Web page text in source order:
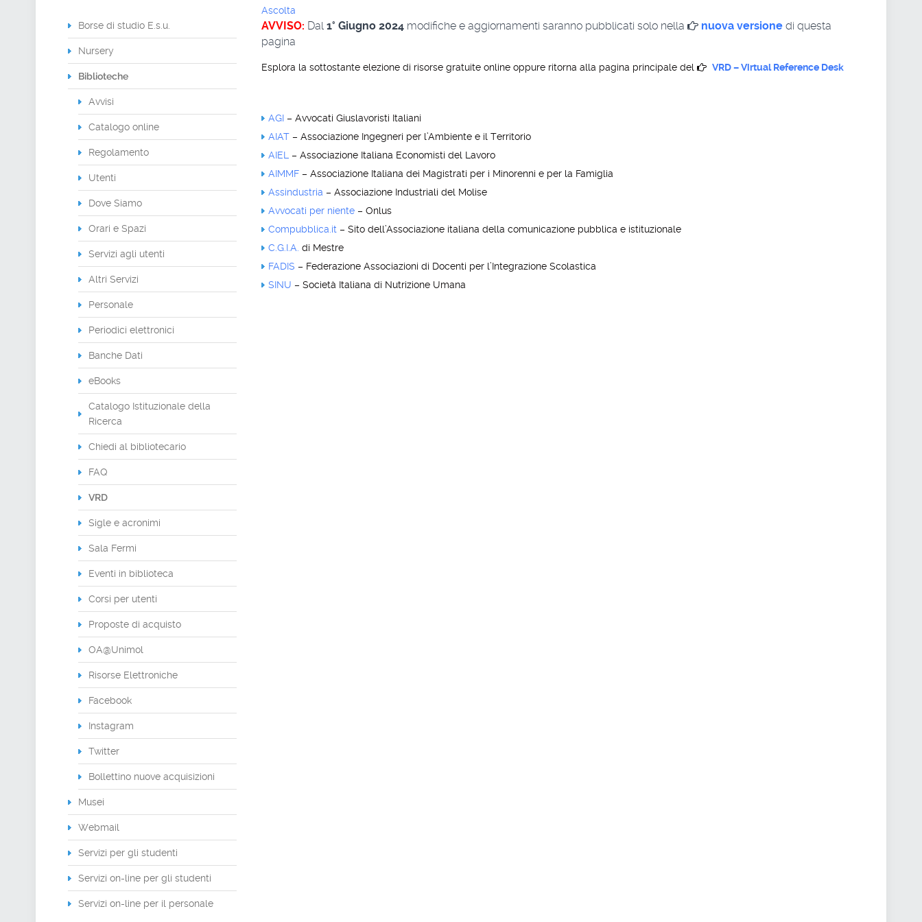
Ascolta
AVVISO: Dal 1° Giugno 2024 modifiche e aggiornamenti saranno pubblicati solo nella nuova versione di questa
pagina
Esplora la sottostante elezione di risorse gratuite online oppure ritorna alla pagina principale del VRD – Virtual Reference Desk
AGI – Avvocati Giuslavoristi Italiani
AIAT – Associazione Ingegneri per l’Ambiente e il Territorio
AIEL
– Associazione Italiana Economisti del Lavoro
AIMMF – Associazione Italiana dei Magistrati per i Minorenni e per la Famiglia
Assindustria – Associazione Industriali del Molise
Avvocati per niente – Onlus
Compubblica.it – Sito dell’Associazione italiana della comunicazione pubblica e istituzionale
C.G.I.A. di Mestre
FADIS – Federazione Associazioni di Docenti per l’Integrazione Scolastica
SINU – Società Italiana di Nutrizione Umana
Borse di studio E.s.u.
Nursery
Biblioteche
Avvisi
Catalogo online
Regolamento
Utenti
Dove Siamo
Orari e Spazi
Servizi agli utenti
Altri Servizi
Personale
Periodici elettronici
Banche Dati
eBooks
Catalogo Istituzionale della
Ricerca
Chiedi al bibliotecario
FAQ
VRD
Sigle e acronimi
Sala Fermi
Eventi in biblioteca
Corsi per utenti
Proposte di acquisto
OA@Unimol
Risorse Elettroniche
Facebook
Instagram
Twitter
Bollettino nuove acquisizioni
Musei
Webmail
Servizi per gli studenti
Servizi on-line per gli studenti
Servizi on-line per il personale